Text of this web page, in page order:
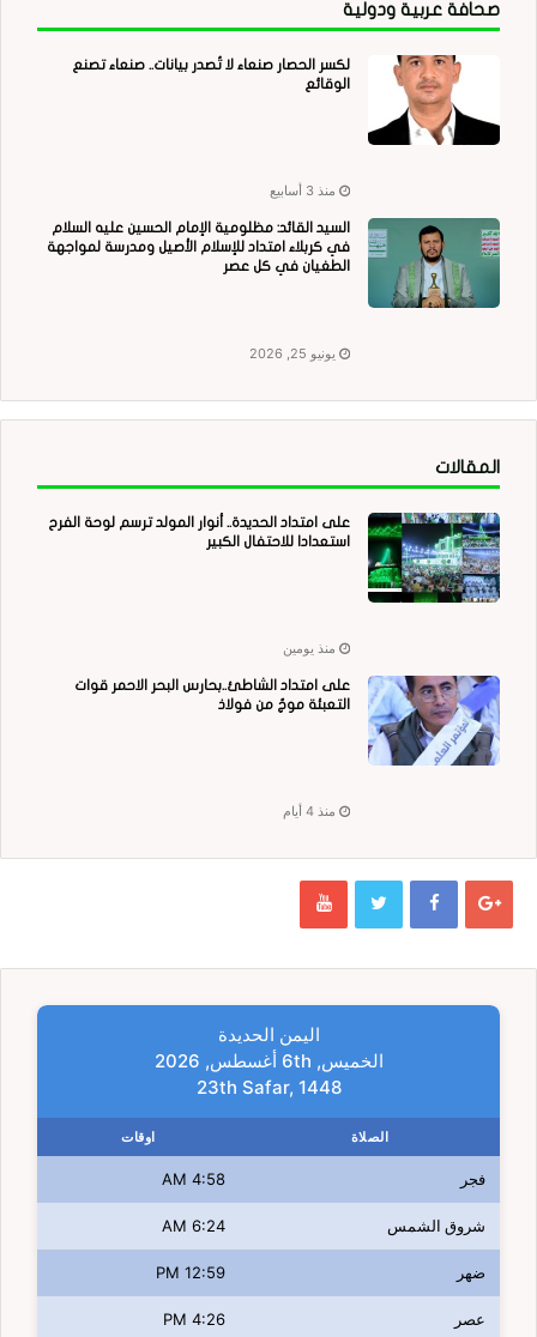
صحافة عربية ودولية
لكسر الحصار صنعاء لا تُصدر بيانات.. صنعاء تصنع
الوقائع
منذ 3 أسابيع
السيد القائد: مظلومية الإمام الحسين عليه السلام
في كربلاء امتداد للإسلام الأصيل ومدرسة لمواجهة
الطغيان في كل عصر
يونيو 25, 2026
المقالات
على امتداد الحديدة.. أنوار المولد ترسم لوحة الفرح
استعدادا للاحتفال الكبير
منذ يومين
على امتداد الشاطئ..بحارس البحر الاحمر قوات
التعبئة موجٌ من فولاذ
منذ 4 أيام
اليمن الحديدة
الخميس, 6th أغسطس, 2026
23th Safar, 1448
الصلاة اوقات
فجر 4:58 AM
شروق الشمس 6:24 AM
ضهر 12:59 PM
عصر 4:26 PM